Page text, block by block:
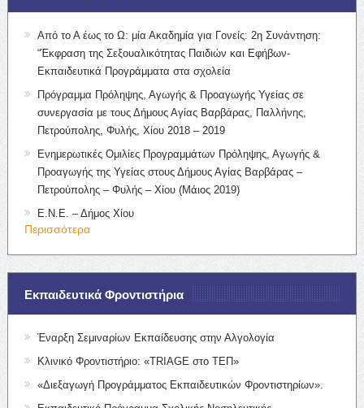
Από το Α έως το Ω: μία Ακαδημία για Γονείς: 2η Συνάντηση:
“Έκφραση της Σεξουαλικότητας Παιδιών και Εφήβων-
Εκπαιδευτικά Προγράμματα στα σχολεία
Πρόγραμμα Πρόληψης, Αγωγής & Προαγωγής Υγείας σε
συνεργασία με τους Δήμους Αγίας Βαρβάρας, Παλλήνης,
Πετρούπολης, Φυλής, Χίου 2018 – 2019
Ενημερωτικές Ομιλίες Προγραμμάτων Πρόληψης, Αγωγής &
Προαγωγής της Υγείας στους Δήμους Αγίας Βαρβάρας –
Πετρούπολης – Φυλής – Χίου (Μάιος 2019)
Ε.Ν.Ε. – Δήμος Χίου
Περισσότερα
Εκπαιδευτικά Φροντιστήρια
Έναρξη Σεμιναρίων Εκπαίδευσης στην Αλγολογία
Κλινικό Φροντιστήριο: «TRIAGE στο ΤΕΠ»
«Διεξαγωγή Προγράμματος Εκπαιδευτικών Φροντιστηρίων».